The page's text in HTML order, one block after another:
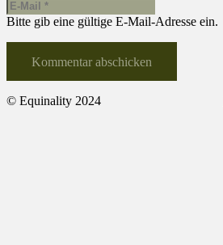
Bitte gib eine gültige E-Mail-Adresse ein.
Kommentar abschicken
© Equinality 2024